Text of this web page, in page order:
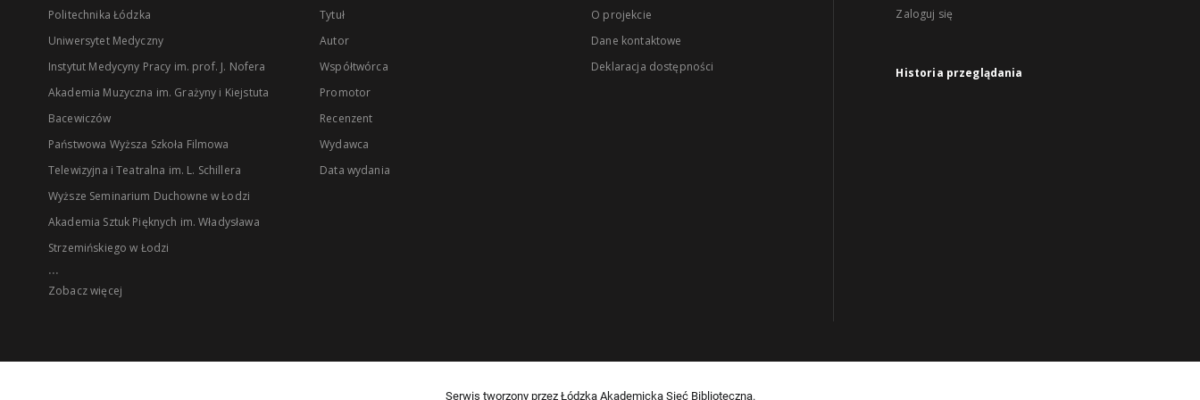
Politechnika Łódzka
Uniwersytet Medyczny
Instytut Medycyny Pracy im. prof. J. Nofera
Akademia Muzyczna im. Grażyny i Kiejstuta
Bacewiczów
Państwowa Wyższa Szkoła Filmowa
Telewizyjna i Teatralna im. L. Schillera
Wyższe Seminarium Duchowne w Łodzi
Akademia Sztuk Pięknych im. Władysława
Strzemińskiego w Łodzi
...
Zobacz więcej
Tytuł
Autor
Współtwórca
Promotor
Recenzent
Wydawca
Data wydania
O projekcie
Dane kontaktowe
Deklaracja dostępności
Zaloguj się
Historia przeglądania
Serwis tworzony przez Łódzką Akademicką Sieć Biblioteczną.